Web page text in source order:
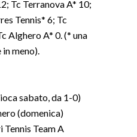
Tc Terranova A* 10;
Tennis* 6; Tc
Alghero A* 0. (* una
meno).
sabato, da 1-0)
(domenica)
Team A